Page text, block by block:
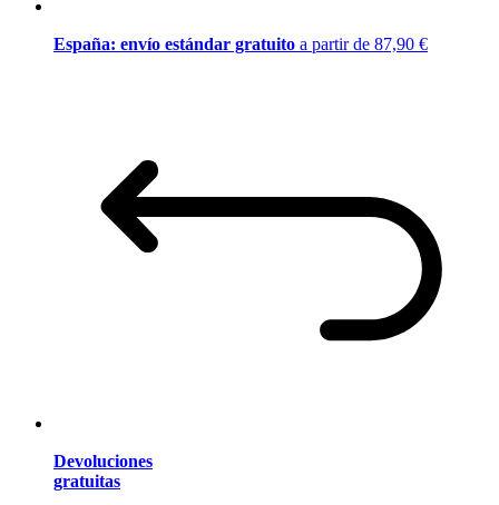
España: envío estándar gratuito a partir de 87,90 €
Devoluciones
gratuitas